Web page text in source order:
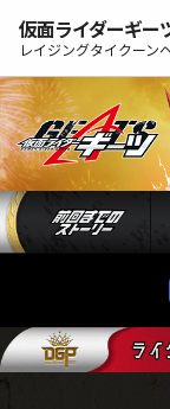
仮面ライダーギー
レイジングタイクーン